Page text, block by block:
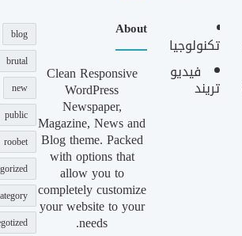
تكنولوجيا
فيديو
تريند
About
Clean Responsive
WordPress
Newspaper,
Magazine, News and
Blog theme. Packed
with options that
allow you to
completely customize
your website to your
needs.
blog
brutal
new
public
roobet